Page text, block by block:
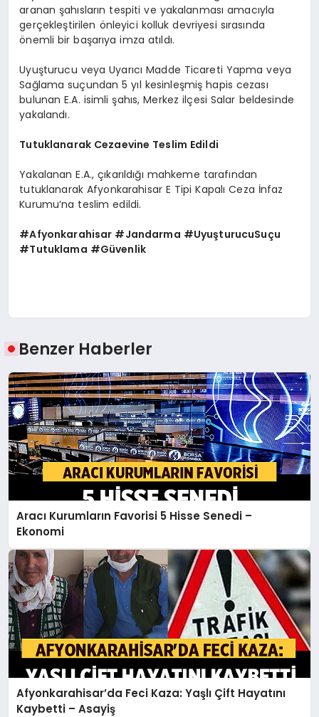
HABERLER
MAGAZIN
SAĞLIK
SPOR
TEKNOLOJI
aranan şahısların tespiti ve yakalanması amacıyla
gerçekleştirilen önleyici kolluk devriyesi sırasında
önemli bir başarıya imza atıldı.
Uyuşturucu veya Uyarıcı Madde Ticareti Yapma veya
Sağlama suçundan 5 yıl kesinleşmiş hapis cezası
bulunan E.A. isimli şahıs, Merkez ilçesi Salar beldesinde
yakalandı.
Tutuklanarak Cezaevine Teslim Edildi
Yakalanan E.A., çıkarıldığı mahkeme tarafından
tutuklanarak Afyonkarahisar E Tipi Kapalı Ceza İnfaz
Kurumu’na teslim edildi.
#Afyonkarahisar #Jandarma #UyuşturucuSuçu
#Tutuklama #Güvenlik
Benzer Haberler
Aracı Kurumların Favorisi 5 Hisse Senedi –
Ekonomi
Afyonkarahisar’da Feci Kaza: Yaşlı Çift Hayatını
Kaybetti – Asayiş